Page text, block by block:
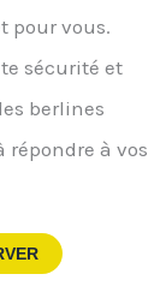
pour vous.
sécurité et
berlines
répondre à vos